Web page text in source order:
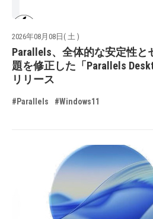
2026年08月08日( 土 )
Parallels、全体的な安定性と
題を修正した「Parallels
リリース
#Parallels #Windows11